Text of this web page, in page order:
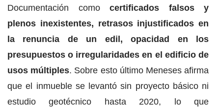
Documentación como certificados falsos y
plenos inexistentes, retrasos injustificados en
la renuncia de un edil, opacidad en los
presupuestos o irregularidades en el edificio de
usos múltiples. Sobre esto último Meneses afirma
que el inmueble se levantó sin proyecto básico ni
estudio geotécnico hasta 2020, lo que